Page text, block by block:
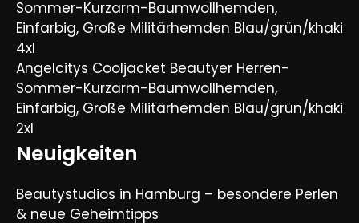
Sommer-Kurzarm-Baumwollhemden,
Einfarbig, Große Militärhemden Blau/grün/khaki
4xl
Angelcitys Cooljacket Beautyer Herren-
Sommer-Kurzarm-Baumwollhemden,
Einfarbig, Große Militärhemden Blau/grün/khaki
2xl
Neuigkeiten
Beautystudios in Hamburg – besondere Perlen
& neue Geheimtipps